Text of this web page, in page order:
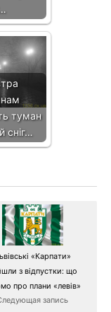
туман
сніг…
«Карпати»
з відпустки: що
про плани «левів»
запись